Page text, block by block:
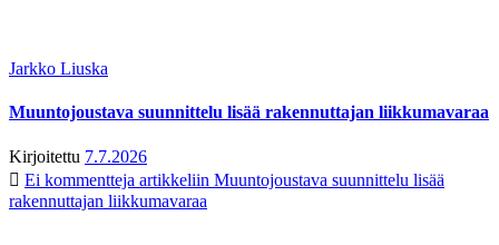
Jarkko Liuska
Muuntojoustava suunnittelu lisää rakennuttajan liikkumavaraa
Kirjoitettu 7.7.2026
Ei kommentteja artikkeliin Muuntojoustava suunnittelu lisää
rakennuttajan liikkumavaraa